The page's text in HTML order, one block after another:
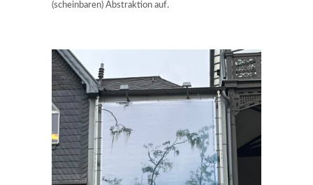
(scheinbaren) Abstraktion auf.